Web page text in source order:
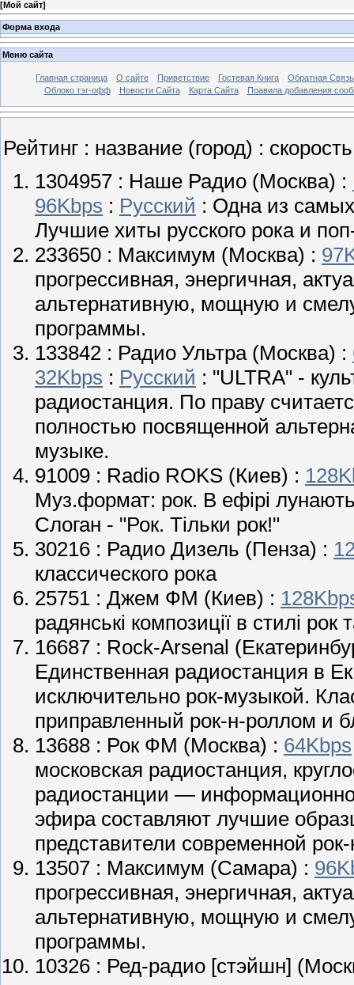
[Мой сайт]
Форма входа
Меню сайта
Главная страница О сайте Приветствие Гостевая Книга
Обратная Связь
Облоко тэг-офф
Новости Сайта Карта Сайта Поавила добавления
Рейтинг : название (город) :
1304957 : Наше Радио (Москва) :
96Kbps : Русский : Одна из
Лучшие хиты русского рока и
233650 : Максимум (Москва) :
прогрессивная, энергичная,
альтернативную, мощную и
программы.
133842 : Радио Ультра(Москва) :
32Kbps : Русский : "ULTRA" -
радиостанция. По праву
полностью посвященной
музыке.
91009 : Radio ROKS (Киев) :
Муз.формат: рок. В ефірі
Слоган - "Рок. Тільки рок!"
30216 : Радио Дизель (Пенза) :
классического рока
25751 : Джем ФМ (Киев) :
радянські композиції в стилі
16687 : Rock-Arsenal
Единственная радиостанция в
исключительно рок-музыкой.
приправленный рок-н-роллом и
13688 : Рок ФМ (Москва) : 64Kbps
московская радиостанция,
радиостанции —
эфира составляют лучшие
представители современной
13507 : Максимум (Самара) :
прогрессивная, энергичная,
альтернативную, мощную и
программы.
10326 : Ред-радио [стэйшн]